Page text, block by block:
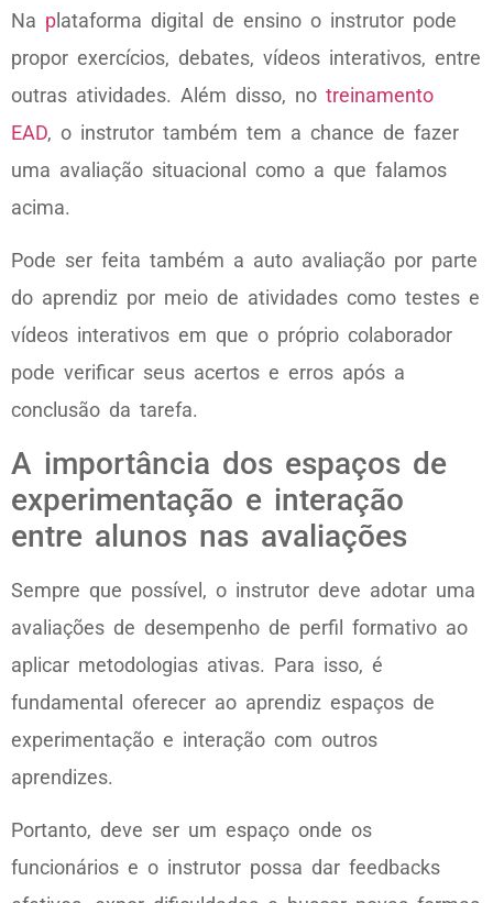
Na p lataforma digital de ensino o instrutor pode
propor exercícios, debates, vídeos interativos, entre
outras atividades. Além disso, no treinamento
EAD, o instrutor também tem a chance de fazer
uma avaliação situacional como a que falamos
acima.
Pode ser feita também a auto avaliação por parte
do aprendiz por meio de atividades como testes e
vídeos interativos em que o próprio colaborador
pode verificar seus acertos e erros após a
conclusão da tarefa.
A importância dos espaços de
experimentação e interação
entre alunos nas avaliações
Sempre que possível, o instrutor deve adotar uma
avaliações de desempenho de perfil formativo ao
aplicar metodologias ativas. Para isso, é
fundamental oferecer ao aprendiz espaços de
experimentação e interação com outros
aprendizes.
Portanto, deve ser um espaço onde os
funcionários e o instrutor possa dar feedbacks